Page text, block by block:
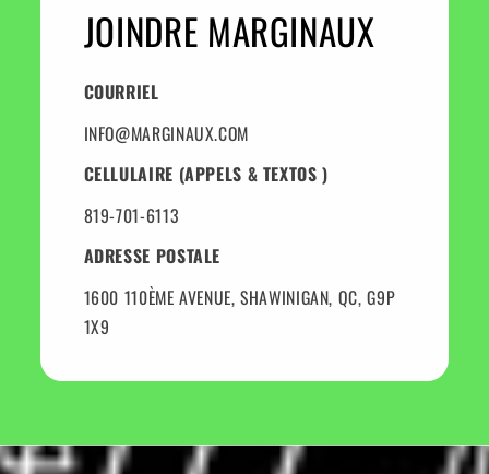
JOINDRE MARGINAUX
COURRIEL
INFO@MARGINAUX.COM
CELLULAIRE (APPELS & TEXTOS )
819-701-6113
ADRESSE POSTALE
1600 110ÈME AVENUE, SHAWINIGAN, QC, G9P
1X9